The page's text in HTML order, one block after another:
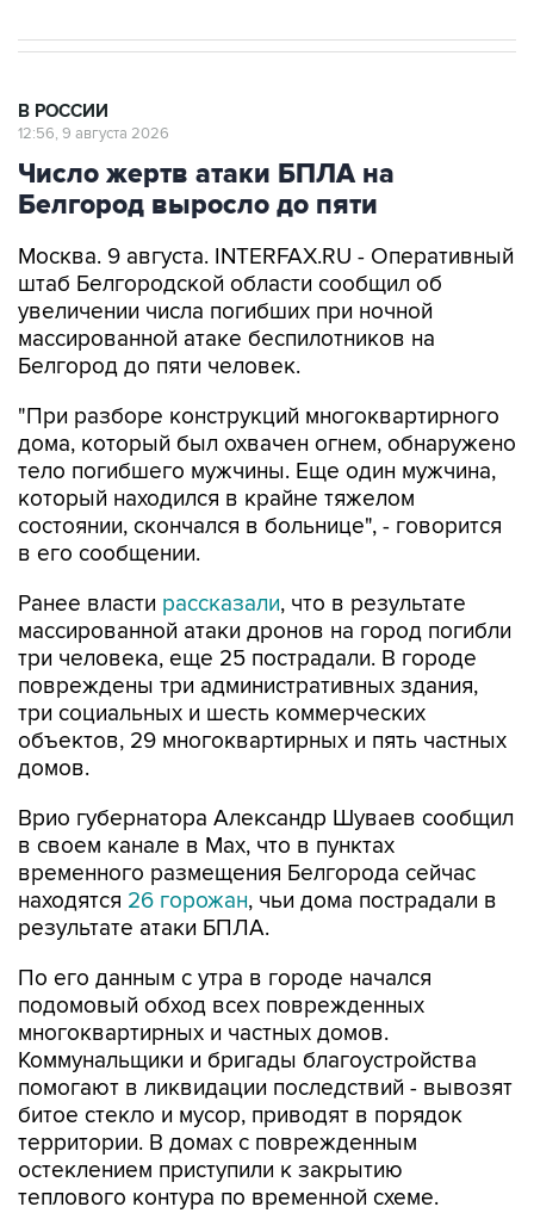
В РОССИИ
12:56, 9 августа 2026
Число жертв атаки БПЛА на
Белгород выросло до пяти
Москва. 9 августа. INTERFAX.RU - Оперативный
штаб Белгородской области сообщил об
увеличении числа погибших при ночной
массированной атаке беспилотников на
Белгород до пяти человек.
"При разборе конструкций многоквартирного
дома, который был охвачен огнем, обнаружено
тело погибшего мужчины. Еще один мужчина,
который находился в крайне тяжелом
состоянии, скончался в больнице", - говорится
в его сообщении.
Ранее власти рассказали, что в результате
массированной атаки дронов на город погибли
три человека, еще 25 пострадали. В городе
повреждены три административных здания,
три социальных и шесть коммерческих
объектов, 29 многоквартирных и пять частных
домов.
Врио губернатора Александр Шуваев сообщил
в своем канале в Мах, что в пунктах
временного размещения Белгорода сейчас
находятся 26 горожан, чьи дома пострадали в
результате атаки БПЛА.
По его данным с утра в городе начался
подомовый обход всех поврежденных
многоквартирных и частных домов.
Коммунальщики и бригады благоустройства
помогают в ликвидации последствий - вывозят
битое стекло и мусор, приводят в порядок
территории. В домах с поврежденным
остеклением приступили к закрытию
теплового контура по временной схеме.